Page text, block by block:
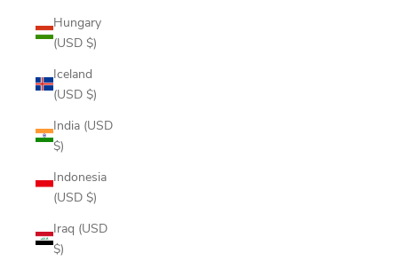
Hungary
(USD $)
Iceland
(USD $)
India (USD
$)
Indonesia
(USD $)
Iraq (USD
$)